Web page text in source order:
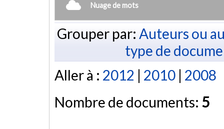
Nuage de mots
Grouper par: Auteurs ou
type de
Aller à : 2012 | 2010 | 2008
Nombre de documents: 5